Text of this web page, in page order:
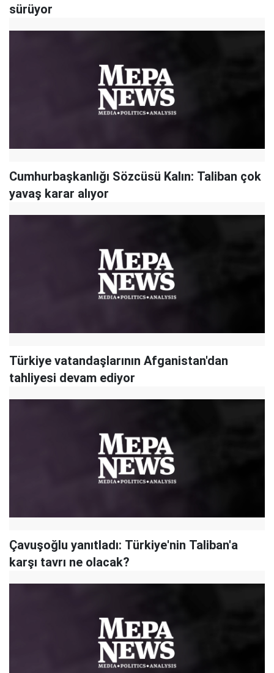
sürüyor
Cumhurbaşkanlığı Sözcüsü Kalın: Taliban çok
yavaş karar alıyor
Türkiye vatandaşlarının Afganistan'dan
tahliyesi devam ediyor
Çavuşoğlu yanıtladı: Türkiye'nin Taliban'a
karşı tavrı ne olacak?